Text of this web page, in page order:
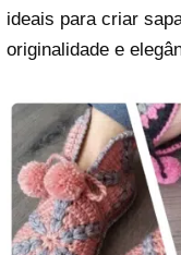
ideais para criar
originalidade e